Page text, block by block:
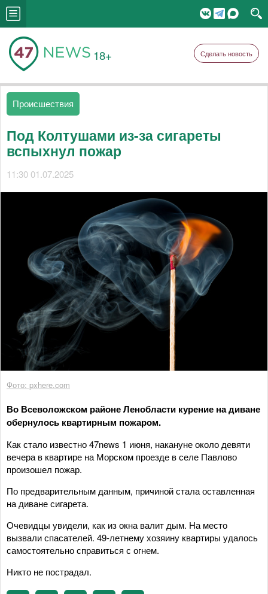
18+ Сделать новость
Происшествия
Под Колтушами из-за сигареты
вспыхнул пожар
11:30 01.07.2025
Фото: pxhere.com
Во Всеволожском районе Ленобласти курение на диване
обернулось квартирным пожаром.
Как стало известно 47news 1 июня, накануне около девяти
вечера в квартире на Морском проезде в селе Павлово
произошел пожар.
По предварительным данным, причиной стала оставленная
на диване сигарета.
Очевидцы увидели, как из окна валит дым. На место
вызвали спасателей. 49-летнему хозяину квартиры удалось
самостоятельно справиться с огнем.
Никто не пострадал.